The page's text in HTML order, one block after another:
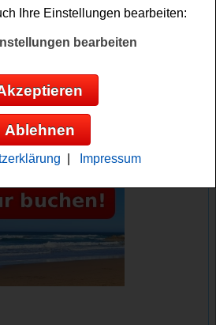
Ihre Einstellungen bearbeiten:
bearbeiten
Ablehnen
Impressum